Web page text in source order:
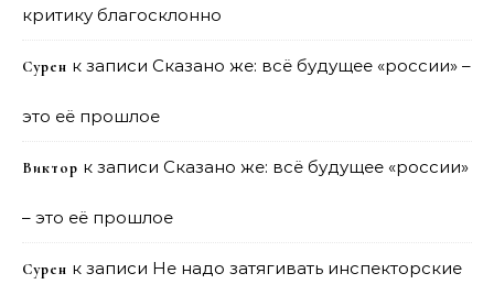
критику благосклонно
Сурен к записи Сказано же: всё будущее «россии» –
это её прошлое
Виктор к записи Сказано же: всё будущее «россии»
– это её прошлое
Сурен к записи Не надо затягивать инспекторские